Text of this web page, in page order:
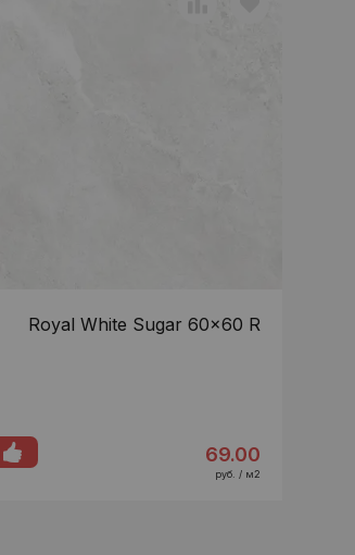
Royal White Sugar 60x60 R
69.00
руб. / м2